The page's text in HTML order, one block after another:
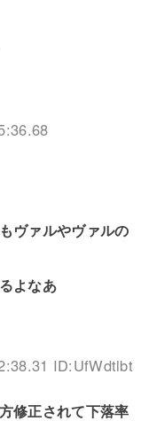
ヴァルやヴァルの
よなあ
ID:UfWdtlbt
修正されて下落率